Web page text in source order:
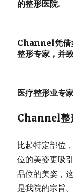
的整形医院.
Channel凭借
整形专家，并
医疗整形业专
Channel整
比起特定部位
位的美姿更吸
品位的美姿，
是我院的宗旨。